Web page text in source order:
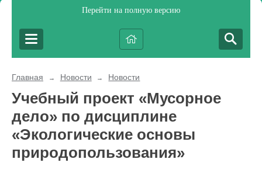
Перейти на полную версию
Главная → Новости → Новости
Учебный проект «Мусорное
дело» по дисциплине
«Экологические основы
природопользования»